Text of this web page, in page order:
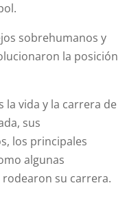
sobrehumanos y
la posición
la vida y la carrera de
sus
los principales
algunas
su carrera.